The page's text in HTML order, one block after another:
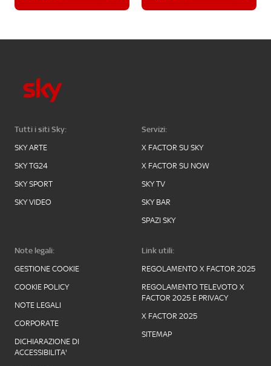
Tutti i siti Sky:
SKY ARTE
SKY TG24
SKY SPORT
SKY VIDEO
Servizi:
X FACTOR SU SKY
X FACTOR SU NOW
SKY TV
SKY BAR
SPAZI SKY
Note legali:
GESTIONE COOKIE
COOKIE POLICY
NOTE LEGALI
CORPORATE
DICHIARAZIONE DI
ACCESSIBILITA'
Link utili:
REGOLAMENTO X FACTOR 2025
REGOLAMENTO TELEVOTO X
FACTOR 2025 E PRIVACY
X FACTOR 2025
SITEMAP